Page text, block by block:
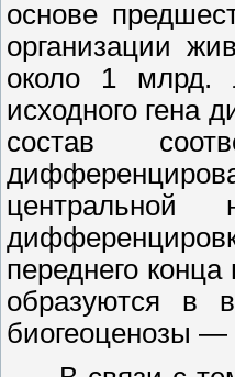
основе
организации
около 1 млрд.
исходного гена
состав
переднего
образуются в
биогеоценозы —